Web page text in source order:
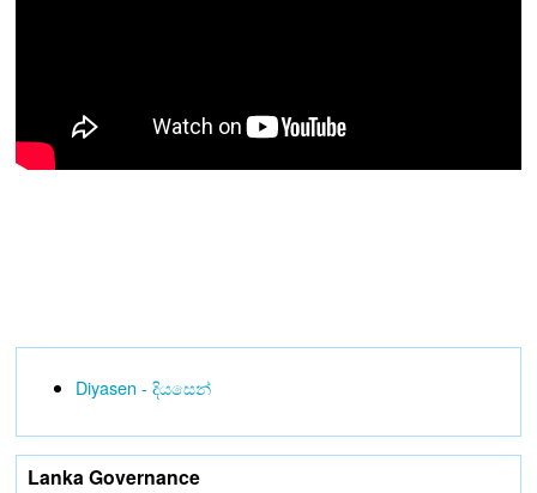
Diyasen - දියසෙන්
Lanka Governance